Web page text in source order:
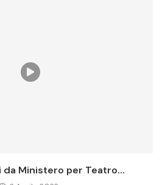
da Ministero per Teatro...